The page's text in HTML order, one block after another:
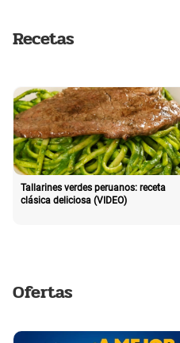
Recetas
Tallarines verdes peruanos: receta
clásica deliciosa (VIDEO)
Ofertas